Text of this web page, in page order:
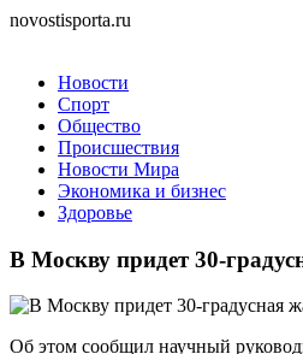
novostisporta.ru
Новости
Спорт
Общество
Происшествия
Новости Мира
Экономика и бизнес
Здоровье
В Москву придет 30-
Об этом сообщил научный